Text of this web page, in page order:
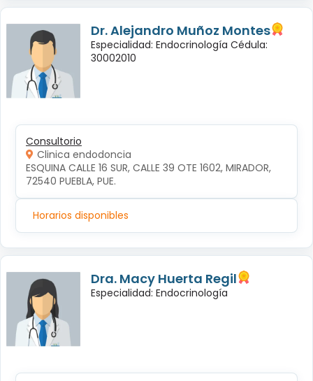
Dr. Alejandro Muñoz Montes
Especialidad: Endocrinología Cédula:
30002010
Consultorio
Clinica endodoncia
ESQUINA CALLE 16 SUR, CALLE 39 OTE 1602, MIRADOR,
72540 PUEBLA, PUE.
Horarios disponibles
Dra. Macy Huerta Regil
Especialidad: Endocrinología